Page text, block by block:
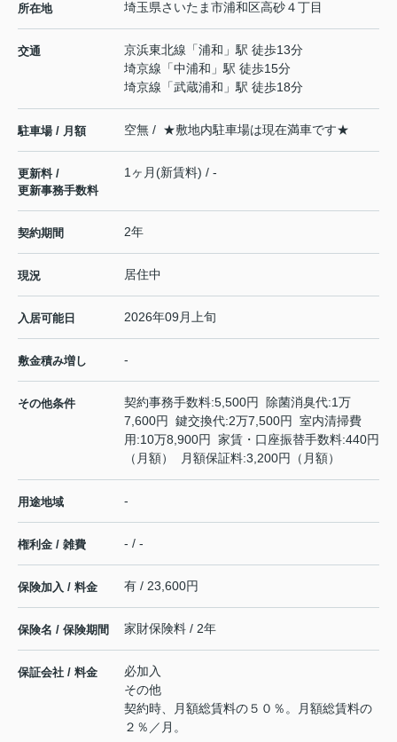
所在地 埼玉県さいたま市浦和区高砂４丁目
交通 京浜東北線 「浦和 」駅 徒歩13分
埼京線 「中浦和 」駅 徒歩15分
埼京線 「武蔵浦和 」駅 徒歩18分
駐車場 / 月額 空無 / ★敷地内駐車場は現在満車です★
更新料 /
更新事務手数料
1ヶ月(新賃料) / -
契約期間 2年
現況 居住中
入居可能日 2026年09月上旬
敷金積み増し -
その他条件
契約事務手数料:5,500円 除菌消臭代:1万
7,600円 鍵交換代:2万7,500円 室内清掃費
用:10万8,900円 家賃・口座振替手数料:440円
（月額） 月額保証料:3,200円（月額）
用途地域 -
権利金 / 雑費 - / -
保険加入 / 料金 有 / 23,600円
保険名 / 保険期間 家財保険料 / 2年
保証会社 / 料金
必加入
その他
契約時、月額総賃料の５０％。月額総賃料の
２％／月。